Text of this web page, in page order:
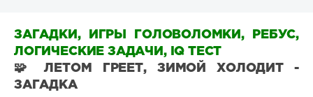
ЗАГАДКИ, ИГРЫ ГОЛОВОЛОМКИ, РЕБУС,
ЛОГИЧЕСКИЕ ЗАДАЧИ, IQ ТЕСТ
🧩 ЛЕТОМ ГРЕЕТ, ЗИМОЙ ХОЛОДИТ -
ЗАГАДКА